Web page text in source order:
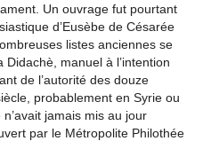
Un ouvrage fut pourtant
d’Eusèbe de Césarée
listes anciennes se
Didachè, manuel à l’intention
de l’autorité des douze
probablement en Syrie ou
jamais mis au jour
par le Métropolite Philothée